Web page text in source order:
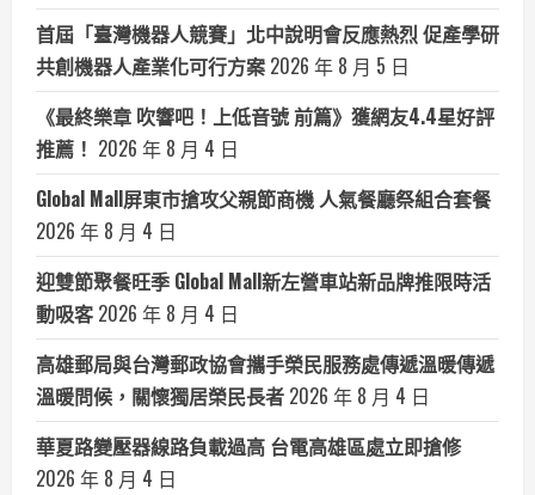
首屆「臺灣機器人競賽」北中說明會反應熱烈 促產學研
共創機器人產業化可行方案 2026 年 8 月 5 日
《最終樂章 吹響吧！上低音號 前篇》獲網友4.4星好評
推薦！ 2026 年 8 月 4 日
Global Mall屏東市搶攻父親節商機 人氣餐廳祭組合套餐
2026 年 8 月 4 日
迎雙節聚餐旺季 Global Mall新左營車站新品牌推限時活
動吸客 2026 年 8 月 4 日
高雄郵局與台灣郵政協會攜手榮民服務處傳遞溫暖傳遞
溫暖問候，關懷獨居榮民長者 2026 年 8 月 4 日
華夏路變壓器線路負載過高 台電高雄區處立即搶修
2026 年 8 月 4 日